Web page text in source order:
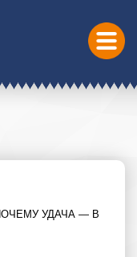
УДАЧА — В